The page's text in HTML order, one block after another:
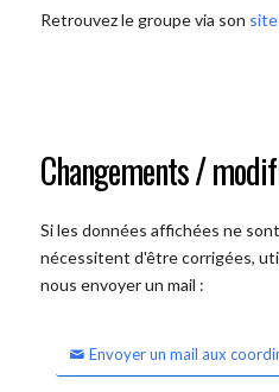
Retrouvez le groupe via son
Changements /
Si les données affichées ne
nécessitent d'être corrigées,
nous envoyer un mail :
Envoyer un mail aux